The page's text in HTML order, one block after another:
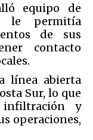
equipo de
le permitía
de sus
contacto
línea abierta
Sur, lo que
y
operaciones,